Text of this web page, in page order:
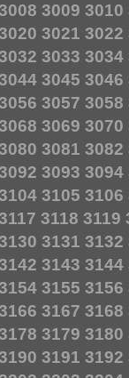
3009 3010
3021 3022
3033 3034
3045 3046
3057 3058
3069 3070
3081 3082
3093 3094
3105 3106
3118 3119
3131 3132
3143 3144
3155 3156
3167 3168
3179 3180
3191 3192